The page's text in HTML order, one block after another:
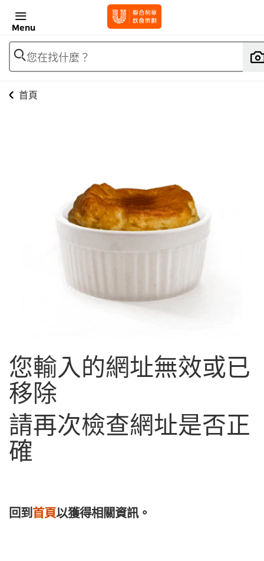
Menu
您在找什麼？
首頁
您輸入的網址無效或已
移除
請再次檢查網址是否正
確
回到首頁以獲得相關資訊。